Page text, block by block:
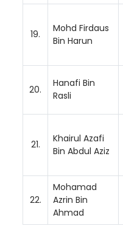
19.
Mohd Firdaus
Bin Harun
20.
Hanafi Bin
Rasli
21.
Khairul Azafi
Bin Abdul Aziz
22.
Mohamad
Azrin Bin
Ahmad